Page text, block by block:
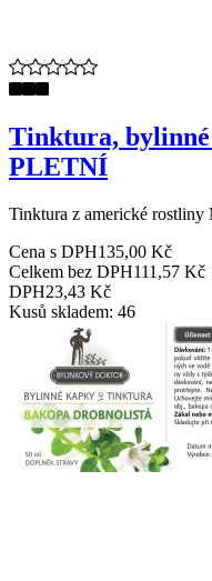
Tinktura,
PLETNÍ
Tinktura z americké
Cena s DPH135,00 Kč
Celkem bez DPH111,57 Kč
DPH23,43 Kč
Kusů skladem: 46